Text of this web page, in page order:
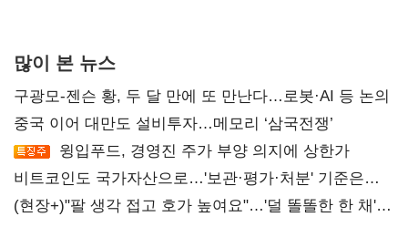
많이 본 뉴스
구광모-젠슨 황, 두 달 만에 또 만난다…로봇·AI 등 논의
중국 이어 대만도 설비투자…메모리 ‘삼국전쟁’
윙입푸드, 경영진 주가 부양 의지에 상한가
비트코인도 국가자산으로…'보관·평가·처분' 기준은
숙제
(현장+)"팔 생각 접고 호가 높여요"…'덜 똘똘한 한 채'